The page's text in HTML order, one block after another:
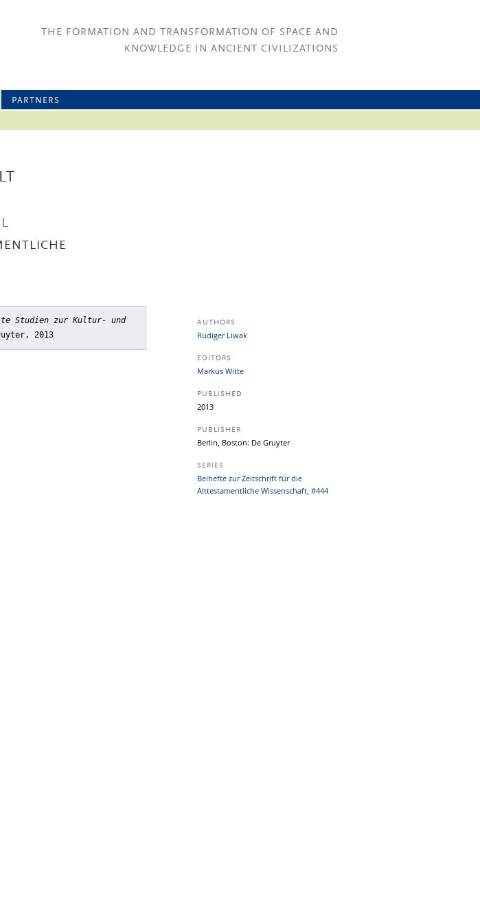
THE FORMATION AND TRANSFORMATION OF SPACE AND
KNOWLEDGE IN ANCIENT CIVILIZATIONS
PARTNERS
Studien zur Kultur- und
2013
AUTHORS
Rüdiger Liwak
EDITORS
Markus Witte
PUBLISHED
2013
PUBLISHER
Berlin, Boston: De Gruyter
SERIES
Beihefte zur Zeitschrift für die
Alttestamentliche Wissenschaft, #444